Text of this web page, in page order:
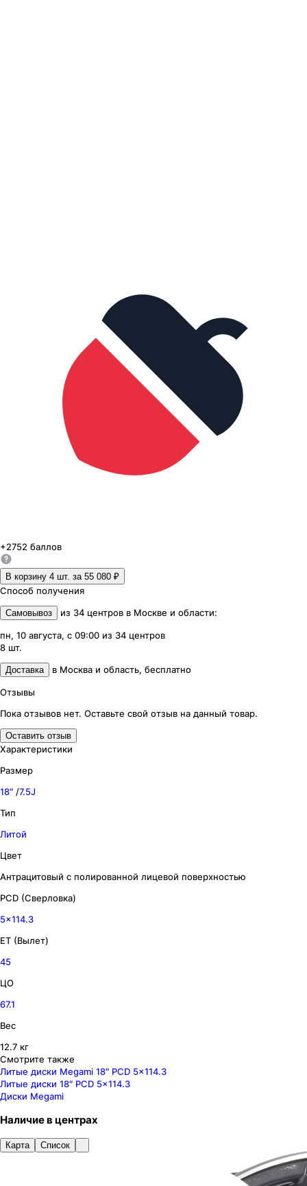
+2752 баллов
В корзину 4 шт. за 55 080 ₽
Способ получения
Самовывоз из 34 центров в Москве и области:
пн, 10 августа, с 09:00 из 34 центров
8 шт.
Доставка в Москва и область, бесплатно
Отзывы
Пока отзывов нет. Оставьте свой отзыв на данный товар.
Оставить отзыв
Характеристики
Размер
18″ /7.5J
Тип
Литой
Цвет
Антрацитовый с полированной лицевой поверхностью
PCD (Сверловка)
5x114.3
ET (Вылет)
45
ЦО
67.1
Вес
12.7 кг
Смотрите также
Литые диски Megami 18″ PCD 5x114.3
Литые диски 18″ PCD 5x114.3
Диски Megami
Наличиев центрах
Карта Список